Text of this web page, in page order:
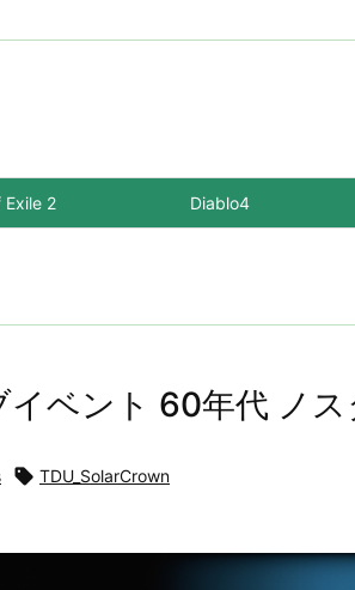
Exile 2 Diablo4
ベント 60年代 ノス
 TDU_SolarCrown